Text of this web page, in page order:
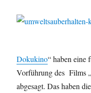
Dokukino“ haben eine
Vorführung des Films
abgesagt. Das haben